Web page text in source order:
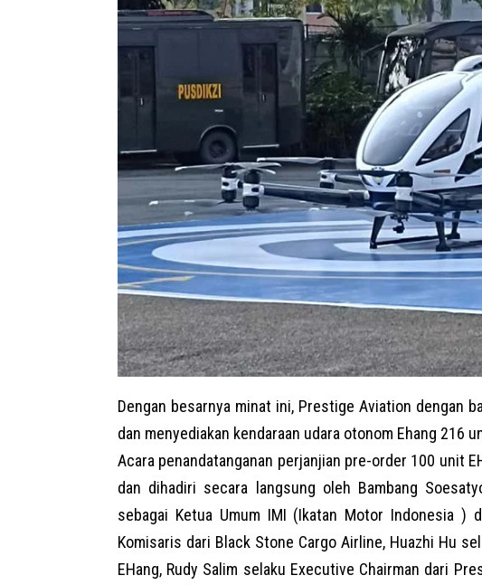
Dengan besarnya minat ini, Prestige Aviation dengan
dan menyediakan kendaraan udara otonom Ehang 216
Acara penandatanganan perjanjian pre-order 100 unit
dan dihadiri secara langsung oleh Bambang
sebagai Ketua Umum IMI (Ikatan Motor Indonesia )
Komisaris dari Black Stone Cargo Airline, Huazhi Hu
EHang, Rudy Salim selaku Executive Chairman dari